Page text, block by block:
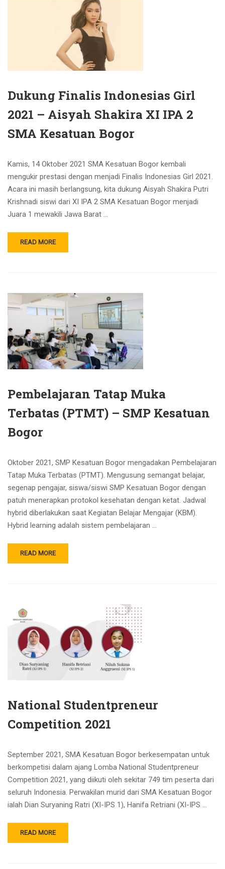
Dukung Finalis Indonesias Girl
2021 – Aisyah Shakira XI IPA 2
SMA Kesatuan Bogor
Kamis, 14 Oktober 2021 SMA Kesatuan Bogor kembali
mengukir prestasi dengan menjadi Finalis Indonesias Girl 2021.
Acara ini masih berlangsung, kita dukung Aisyah Shakira Putri
Krishnadi siswi dari XI IPA 2 SMA Kesatuan Bogor menjadi
Juara 1 mewakili Jawa Barat …
READ MORE
Pembelajaran Tatap Muka
Terbatas (PTMT) – SMP Kesatuan
Bogor
Oktober 2021, SMP Kesatuan Bogor mengadakan Pembelajaran
Tatap Muka Terbatas (PTMT). Mengusung semangat belajar,
segenap pengajar, siswa/siswi SMP Kesatuan Bogor dengan
patuh menerapkan protokol kesehatan dengan ketat. Jadwal
hybrid diberlakukan saat Kegiatan Belajar Mengajar (KBM).
Hybrid learning adalah sistem pembelajaran …
READ MORE
National Studentpreneur
Competition 2021
September 2021, SMA Kesatuan Bogor berkesempatan untuk
berkompetisi dalam ajang Lomba National Studentpreneur
Competition 2021, yang diikuti oleh sekitar 749 tim peserta dari
seluruh Indonesia. Perwakilan murid dari SMA Kesatuan Bogor
ialah Dian Suryaning Ratri (XI-IPS 1), Hanifa Retriani (XI-IPS …
READ MORE